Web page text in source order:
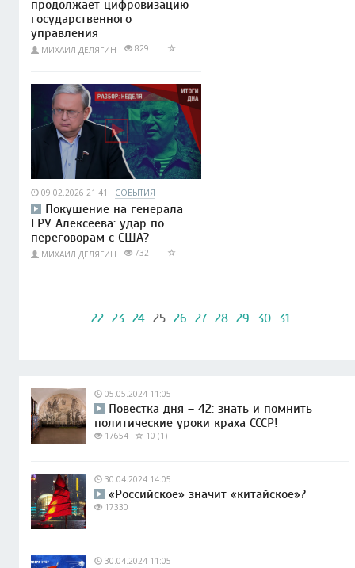
продолжает цифровизацию
государственного
управления
МИХАИЛ ДЕЛЯГИН 829
09.02.2026 21:41 СОБЫТИЯ
Покушение на генерала
ГРУ Алексеева: удар по
переговорам с США?
МИХАИЛ ДЕЛЯГИН 732
22 23 24 25 26 27 28 29 30 31
05.05.2024 11:05
Повестка дня – 42: знать и помнить
политические уроки краха СССР!
17654 10 (1)
30.04.2024 14:05
«Российское» значит «китайское»?
17330
30.04.2024 11:05